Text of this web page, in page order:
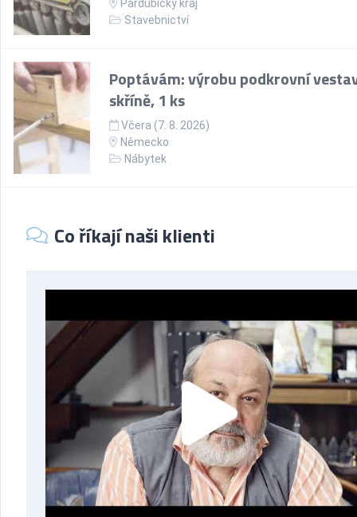
Pardubický kraj
Stavebnictví
Poptávám: výrobu podkrovní
skříně, 1 ks
Včera (7. 8. 2026)
Německo
Nábytek
Co říkají naši klienti